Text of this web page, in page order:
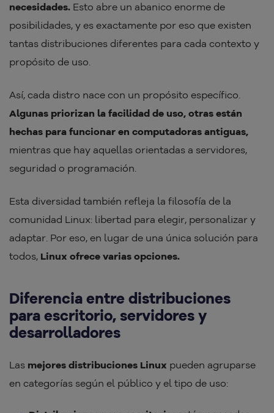
necesidades. Esto abre un abanico enorme de
posibilidades, y es exactamente por eso que existen
tantas distribuciones diferentes para cada contexto y
propósito de uso.
Así, cada distro nace con un propósito específico.
Algunas priorizan la facilidad de uso, otras están
hechas para funcionar en computadoras antiguas,
mientras que hay aquellas orientadas a servidores,
seguridad o programación.
Esta diversidad también refleja la filosofía de la
comunidad Linux: libertad para elegir, personalizar y
adaptar. Por eso, en lugar de una única solución para
todos, Linux ofrece varias opciones.
Diferencia entre distribuciones
para escritorio, servidores y
desarrolladores
Las mejores distribuciones Linux pueden agruparse
en categorías según el público y el tipo de uso: